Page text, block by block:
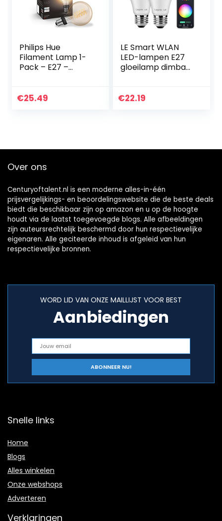
Philips Hue
Filament Lamp 1-
Pack – E27 –
Duurzame LED
€25.49
LE Smart WLAN
LED-lampen E27
gloeilamp dimbaar
multicolor
€22.19
Over ons
Centuryoftalent.nl is een moderne alles-in-één
prijsvergelijkings- en beoordelingswebsite die de beste deals
biedt die beschikbaar zijn op amazon en u op de hoogte
houdt via de laatst toegevoegde blogs. Alle afbeeldingen
zijn auteursrechtelijk beschermd door hun respectievelijke
eigenaren. Alle geciteerde inhoud is afgeleid van hun
respectievelijke bronnen.
WORD LID VAN ONZE MAILLIJST VOOR BEST
Aanbiedingen
Snelle links
Home
Blogs
Alles winkelen
Onze webshops
Adverteren
Verklaringen